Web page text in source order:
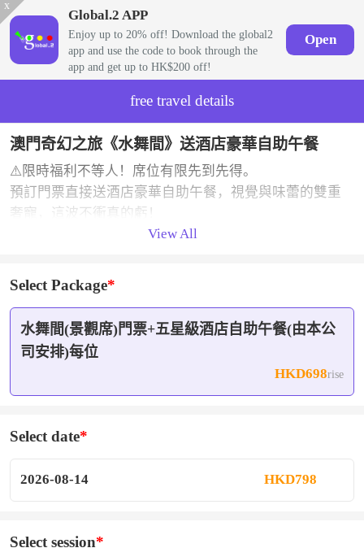
x
Global.2 APP
Enjoy up to 20% off! Download the global2
app and use the code to book through the
app and get up to HK$200 off!
Open
free travel details
澳門奇幻之旅《水舞間》送酒店豪華自助午餐
⚠️限時福利不等人！席位有限先到先得。
預訂門票直接送酒店豪華自助午餐，視覺與味蕾的雙重
奢寵，這波不衝真的虧！
億港元、5個奧運泳池水量的巨型水舞臺，5秒水陸瞬切
的黑科技，搭配239組噴泉與 540 組智能燈光，讓浪花與
光影共舞出震撼史詩！​
30國頂尖表演者+退役奧運健將領銜，25米高空躍水、空
中飛旋、吊環芭蕾輪番炸場，無臺詞沈浸式敘事直擊人
心，用每一秒特技禮贊愛與勇氣，難怪觀眾直呼「專程
View All
Select Package
水舞間(景觀席)門票+五星級酒店自助午餐(由本公
司安排)每位
HKD698rise
Select date
2026-08-14 HKD798
Select session